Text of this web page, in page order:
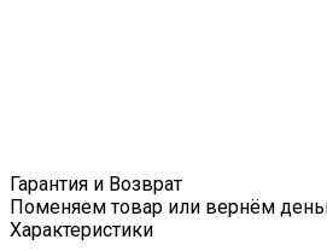
Гарантия и Возврат
Поменяем товар или вернём
Характеристики